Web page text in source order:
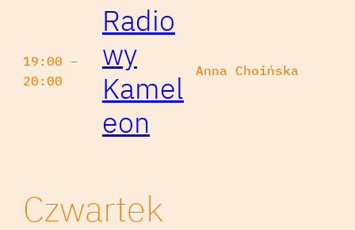
19:00 –
20:00
Radio
wy
Kamel
eon
Anna Choińska
Czwartek